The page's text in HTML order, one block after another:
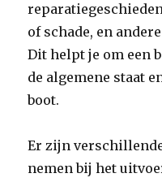
of schade, en
Dit helpt je om een
de algemene staat
boot.
Er zijn
nemen bij het